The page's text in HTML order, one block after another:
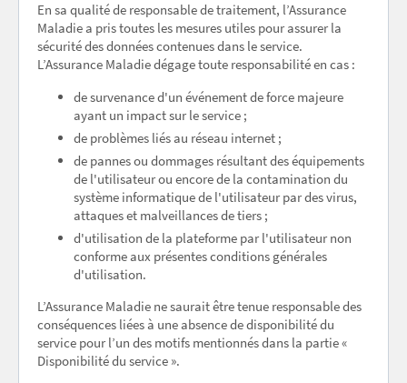
En sa qualité de responsable de traitement, l’Assurance
Maladie a pris toutes les mesures utiles pour assurer la
sécurité des données contenues dans le service.
L’Assurance Maladie dégage toute responsabilité en cas :
de survenance d'un événement de force majeure
ayant un impact sur le service ;
de problèmes liés au réseau internet ;
de pannes ou dommages résultant des équipements
de l'utilisateur ou encore de la contamination du
système informatique de l'utilisateur par des virus,
attaques et malveillances de tiers ;
d'utilisation de la plateforme par l'utilisateur non
conforme aux présentes conditions générales
d'utilisation.
L’Assurance Maladie ne saurait être tenue responsable des
conséquences liées à une absence de disponibilité du
service pour l’un des motifs mentionnés dans la partie «
Disponibilité du service ».